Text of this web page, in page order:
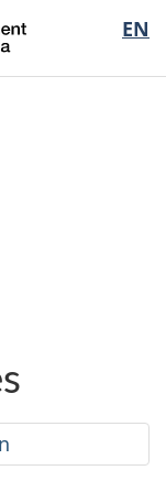
EN
of